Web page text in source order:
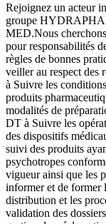
Rejoignez un acteur
groupe
MED.Nous
pour responsabilités
règles de bonnes
veiller au respect des
à Suivre les
produits
modalités de
DT à Suivre les
des dispositifs
suivi des produits
psychotropes
vigueur ainsi que les
informer et de former
distribution et les
validation des